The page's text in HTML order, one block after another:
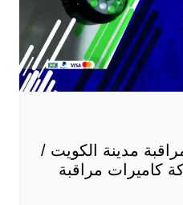
مدينة الكويت /
شركة كاميرات مراقبة